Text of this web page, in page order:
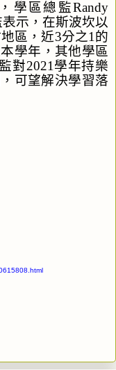
，學區總監Randy
示 ，在斯波坎以
區，近3分之1 的
本學年，其他學區
對2021 學年持樂
可望解決學習落